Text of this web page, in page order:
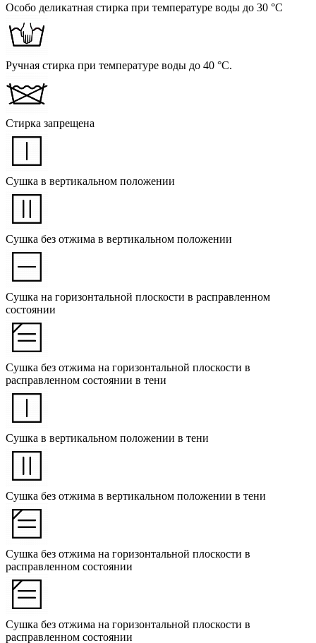
Особо деликатная стирка при температуре воды до 30 °C
Ручная стирка при температуре воды до 40 °C.
Стирка запрещена
Сушка в вертикальном положении
Сушка без отжима в вертикальном положении
Сушка на горизонтальной плоскости в расправленном
состоянии
Сушка без отжима на горизонтальной плоскости в
расправленном состоянии в тени
Сушка в вертикальном положении в тени
Сушка без отжима в вертикальном положении в тени
Сушка без отжима на горизонтальной плоскости в
расправленном состоянии
Сушка без отжима на горизонтальной плоскости в
расправленном состоянии